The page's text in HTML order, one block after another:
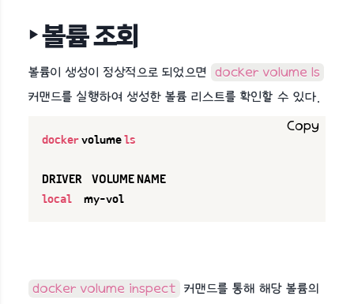
‣ 볼륨 조회
볼륨이 생성이 정상적으로 되었으면 docker volume ls
커맨드를 실행하여 생성한 볼륨 리스트를 확인할 수 있다.
docker volume ls
local
     my-vol
Copy
docker volume inspect 커맨드를 통해 해당 볼륨의